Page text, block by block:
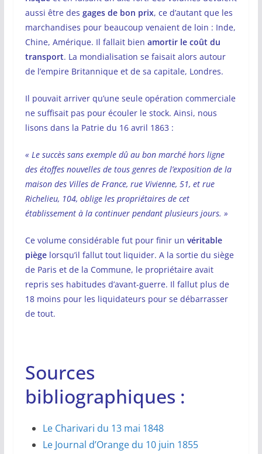
aussi être des gages de bon prix, ce d’autant que les
marchandises pour beaucoup venaient de loin : Inde,
Chine, Amérique. Il fallait bien amortir le coût du
transport. La mondialisation se faisait alors autour
de l’empire Britannique et de sa capitale, Londres.
Il pouvait arriver qu’une seule opération commerciale
ne suffisait pas pour écouler le stock. Ainsi, nous
lisons dans la Patrie du 16 avril 1863 :
« Le succès sans exemple dû au bon marché hors ligne
des étoffes nouvelles de tous genres de l’exposition de la
maison des Villes de France, rue Vivienne, 51, et rue
Richelieu, 104, oblige les propriétaires de cet
établissement à la continuer pendant plusieurs jours. »
Ce volume considérable fut pour finir un véritable
piègelorsqu’il fallut tout liquider. A la sortie du siège
de Paris et de la Commune, le propriétaire avait
repris ses habitudes d’avant-guerre. Il fallut plus de
18 moins pour les liquidateurs pour se débarrasser
de tout.
Sources
bibliographiques :
Le Charivari du 13 mai 1848
Le Journal d’Orange du 10 juin 1855